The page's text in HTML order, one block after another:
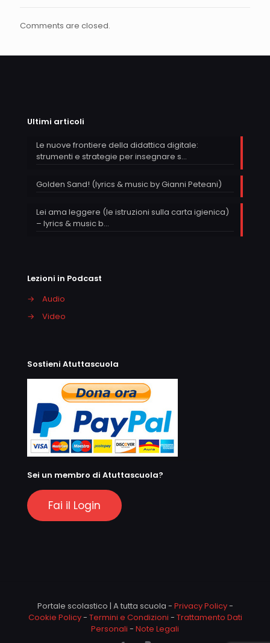
Comments are closed.
Ultimi articoli
Le nuove frontiere della didattica digitale:
strumenti e strategie per insegnare s…
Golden Sand! (lyrics & music by Gianni Peteani)
Lei ama leggere (le istruzioni sulla carta igienica)
– lyrics & music b…
Lezioni in Podcast
→
Audio
→
Video
Sostieni Atuttascuola
Sei un membro di Atuttascuola?
Fai il Login
Portale scolastico | A tutta scuola - Privacy Policy-
Cookie Policy- Termini e Condizioni - Trattamento Dati
Personali - Note Legali